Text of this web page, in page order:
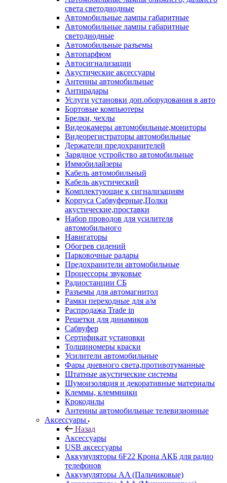
света светодиодные
Автомобильные лампы габаритные
Автомобильные лампы габаритные
светодиодные
Автомобильные разъемы
Автопарфюм
Автосигнализации
Акустические аксессуары
Антенны автомобильные
Антирадары
Услуги установки доп.оборудования в авто
Бортовые компьютеры
Брелки, чехлы
Видеокамеры автомобильные,мониторы
Видеорегистраторы автомобильные
Держатели предохранителей
Зарядное устройство автомобильные
Иммобилайзеры
Кабель автомобильный
Кабель акустический
Комплектующие к сигнализациям
Корпуса Сабвуферные,Полки
акустические,проставки
Набор проводов для усилителя
автомобильного
Навигаторы
Обогрев сидений
Парковочные радары
Предохранители автомобильные
Процессоры звуковые
Радиостанции СБ
Разъемы для автомагнитол
Рамки переходные для а/м
Распродажа Trade in
Решетки для динамиков
Сабвуфер
Сертификат установки
Толщиномеры краски
Усилители автомобильные
Фары дневного света,противотуманные
Штатные акустические системы
Шумоизоляция и декоративные материалы
Клеммы, клеммники
Крокодилы
Антенны автомобильные телевизионные
Аксессуары
Назад
Аксессуары
USB аксессуары
Аккумуляторы 6F22 Крона АКБ для радио
телефонов
Аккумуляторы AA (Пальчиковые)